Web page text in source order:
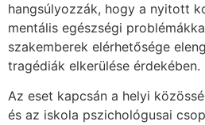
hangsúlyozzák, hogy a nyitott
mentális egészségi
szakemberek elérhetősége
tragédiák elkerülése érdekében.
Az eset kapcsán a helyi
és az iskola pszichológusai